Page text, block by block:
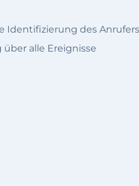
Identifizierung des
alle Ereignisse